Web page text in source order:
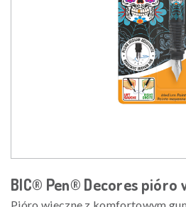
BIC® Pen® Decores pióro